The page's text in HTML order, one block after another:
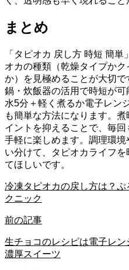
まとめ
「タピオカ 戻し方 時短 簡
オカの種類（乾燥タイプか
か）を見極めることが大切
鍋・炊飯器の活用で時短が
水5分＋軽く煮るか電子レン
も簡単な方法になります。
イントを抑えることで、毎
手軽に楽しめます。調理環
い分けて、タピオカライフ
てほしいです。
冷凍タピオカの戻し方は？
クニック
前の記事
生チョコのレシピは電子レ
濃厚スイーツ